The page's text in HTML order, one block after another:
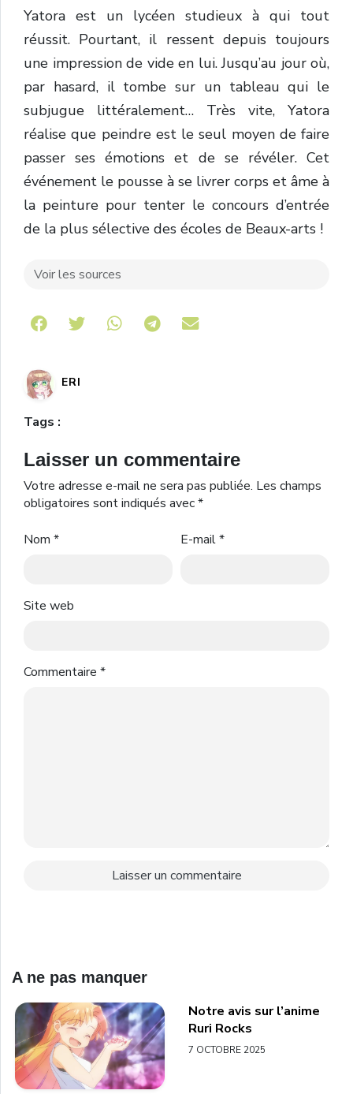
Yatora est un lycéen studieux à qui tout
réussit. Pourtant, il ressent depuis toujours
une impression de vide en lui. Jusqu’au jour où,
par hasard, il tombe sur un tableau qui le
subjugue littéralement… Très vite, Yatora
réalise que peindre est le seul moyen de faire
passer ses émotions et de se révéler. Cet
événement le pousse à se livrer corps et âme à
la peinture pour tenter le concours d’entrée
de la plus sélective des écoles de Beaux-arts !
Voir les sources
Share on Telegram
ERI
Tags :
Laisser un commentaire
Votre adresse e-mail ne sera pas publiée. Les champs
obligatoires sont indiqués avec*
Nom * E-mail*
Site web
Commentaire *
A ne pas manquer
Notre avis sur l’anime
Ruri Rocks
7 OCTOBRE 2025